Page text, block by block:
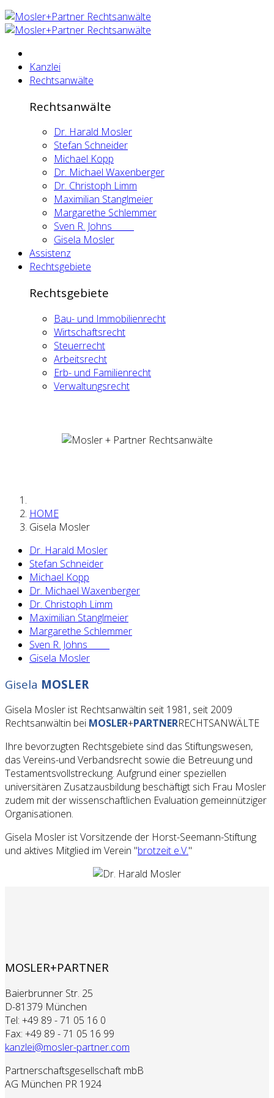
Kanzlei
Rechtsanwälte
Rechtsanwälte
Dr. Harald Mosler
Stefan Schneider
Michael Kopp
Dr. Michael Waxenberger
Dr. Christoph Limm
Maximilian Stanglmeier
Margarethe Schlemmer
Sven R. Johns
Gisela Mosler
Assistenz
Rechtsgebiete
Rechtsgebiete
Bau- und Immobilienrecht
Wirtschaftsrecht
Steuerrecht
Arbeitsrecht
Erb- und Familienrecht
Verwaltungsrecht
HOME
Gisela Mosler
Dr. Harald Mosler
Stefan Schneider
Michael Kopp
Dr. Michael Waxenberger
Dr. Christoph Limm
Maximilian Stanglmeier
Margarethe Schlemmer
Sven R. Johns
Gisela Mosler
Gisela MOSLER
Gisela Mosler ist Rechtsanwältin seit 1981, seit 2009
Rechtsanwältin bei MOSLER+PARTNERRECHTSANWÄLTE
Ihre bevorzugten Rechtsgebiete sind das Stiftungswesen,
das Vereins-und Verbandsrecht sowie die Betreuung und
Testamentsvollstreckung. Aufgrund einer speziellen
universitären Zusatzausbildung beschäftigt sich Frau Mosler
zudem mit der wissenschaftlichen Evaluation gemeinnütziger
Organisationen.
Gisela Mosler ist Vorsitzende der Horst-Seemann-Stiftung
und aktives Mitglied im Verein "brotzeit e.V."
MOSLER+PARTNER
Baierbrunner Str. 25
D-81379 München
Tel: +49 89 - 71 05 16 0
Fax: +49 89 - 71 05 16 99
kanzlei@mosler-partner.com
Partnerschaftsgesellschaft mbB
AG München PR 1924